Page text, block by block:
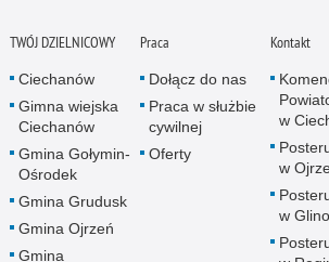
TWÓJ DZIELNICOWY
Ciechanów
Gimna wiejska
Ciechanów
Gmina Gołymin-
Ośrodek
Gmina Grudusk
Gmina Ojrzeń
Gmina
Praca
Dołącz do nas
Praca w służbie
cywilnej
Oferty
Kontakt
w
w
w